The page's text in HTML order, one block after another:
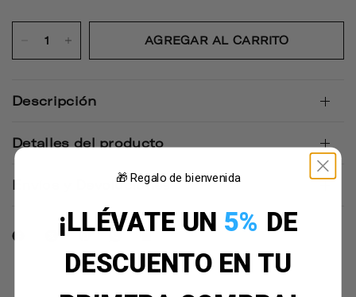
AGREGAR AL CARRITO
Descripción
Detalles del producto
Envíos y Devoluciones🎁 Regalo de bienvenida
¡LLÉVATE UN 5% DE
DESCUENTO EN TU